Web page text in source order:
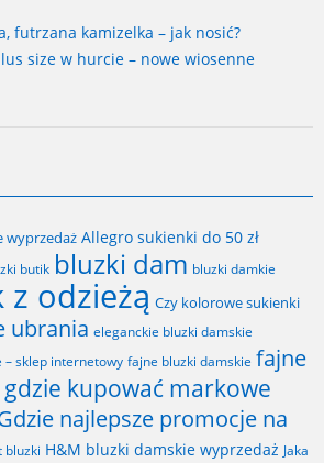
futrzana kamizelka – jak nosić?
size w hurcie – nowe wiosenne
wyprzedaż Allegro sukienki do 50 zł
butik bluzki dam bluzki damkie
z odzieżą Czy kolorowe sukienki
ubrania eleganckie bluzki damskie
– sklep internetowy fajne bluzki damskie fajne
gdzie kupować markowe
najlepsze promocje na
bluzki H&M bluzki damskie wyprzedaż Jaka